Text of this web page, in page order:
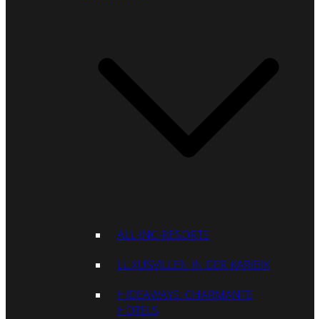
ALL-INC-RESORTS
LUXUSVILLEN IN DER KARIBIK
HIDEAWAYS: CHARMANTE
HOTELS